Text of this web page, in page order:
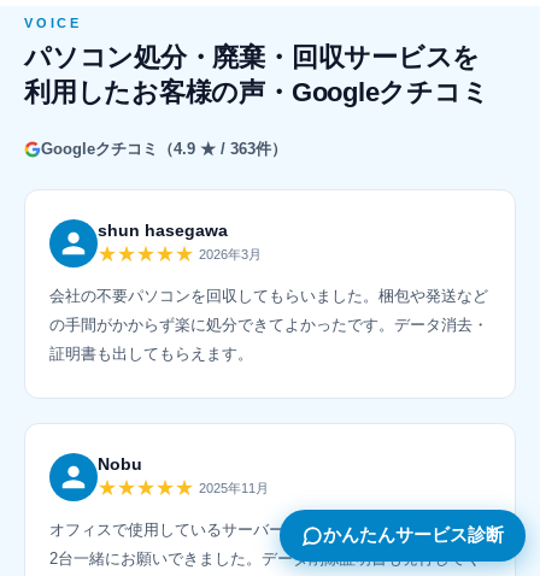
VOICE
パソコン処分・廃棄・回収サービスを
利用したお客様の声・Googleクチコミ
Googleクチコミ（4.9 ★ / 363件）
shun hasegawa
★★★★★ 2026年3月
会社の不要パソコンを回収してもらいました。梱包や発送など
の手間がかからず楽に処分できてよかったです。データ消去・
証明書も出してもらえます。
Nobu
★★★★★ 2025年11月
オフィスで使用しているサーバー交換後、旧ノートパソコンも
2台一緒にお願いできました。データ削除証明書も発行してく
かんたんサービス診断